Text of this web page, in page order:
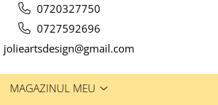
0720327750
0727592696
jolieartsdesign@gmail.com
MAGAZINUL MEU